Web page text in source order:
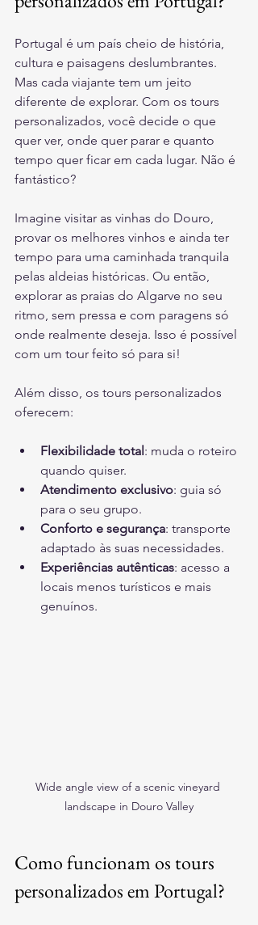
Portugal é um país cheio de história,
cultura e paisagens deslumbrantes.
Mas cada viajante tem um jeito
diferente de explorar. Com os tours
personalizados, você decide o que
quer ver, onde quer parar e quanto
tempo quer ficar em cada lugar. Não é
fantástico?
Imagine visitar as vinhas do Douro,
provar os melhores vinhos e ainda ter
tempo para uma caminhada tranquila
pelas aldeias históricas. Ou então,
explorar as praias do Algarve no seu
ritmo, sem pressa e com paragens só
onde realmente deseja. Isso é possível
com um tour feito só para si!
Além disso, os tours personalizados
oferecem:
Flexibilidade total: muda o roteiro
quando quiser.
Atendimento exclusivo: guia só
para o seu grupo.
Conforto e segurança: transporte
adaptado às suas necessidades.
Experiências autênticas: acesso a
locais menos turísticos e mais
genuínos.
Wide angle view of a scenic vineyard
landscape in Douro Valley
Como funcionam os tours
personalizados em Portugal?